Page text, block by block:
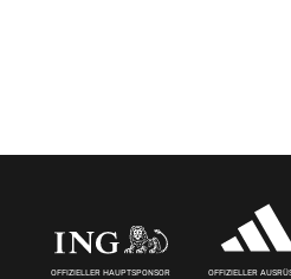
OFFIZIELLER HAUPTSPONSOR OFFIZIELLER